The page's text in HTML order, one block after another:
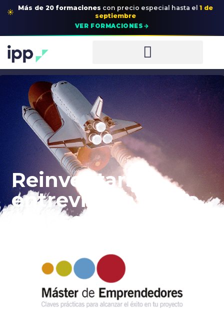
☀ Más de 20 formaciones con precio especial hasta el 1 de
septiembre
VER FORMACIONES →
Reinventarse,
entrevista a Mario
Alonso Puig